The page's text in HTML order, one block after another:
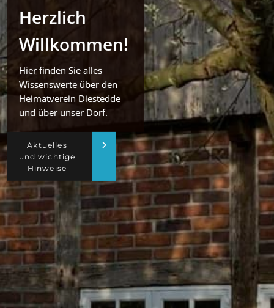
Herzlich
Willkommen!
Hier finden Sie alles
Wissenswerte über den
Heimatverein Diestedde
und über unser Dorf.
Aktuelles
und wichtige
Hinweise